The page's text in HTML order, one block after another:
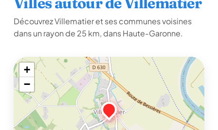
Découvrez Villematier et ses communes voisines
dans un rayon de 25 km, dans Haute-Garonne.
+
−